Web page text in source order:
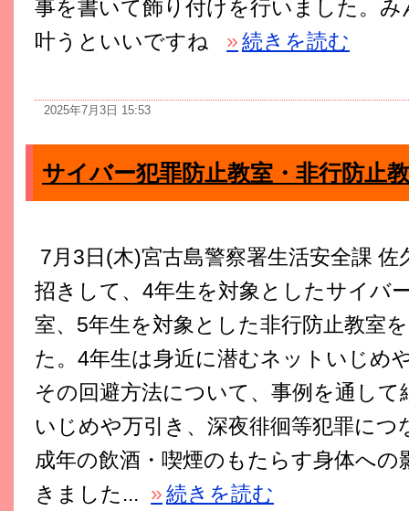
事を書いて飾り付けを行いました。
叶うといいですね
»続きを読む
2025年7月3日 15:53
サイバー犯罪防止教室・非行防止
7月3日(木)宮古島警察署生活安全課 佐
招きして、4年生を対象としたサイバ
室、5年生を対象とした非行防止教室
た。4年生は身近に潜むネットいじめ
その回避方法について、事例を通し
いじめや万引き、深夜徘徊等犯罪に
成年の飲酒・喫煙のもたらす身体へ
きました... »続きを読む